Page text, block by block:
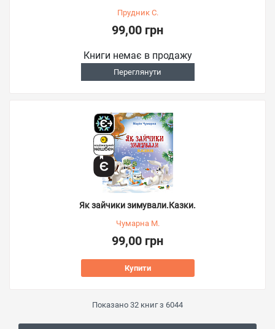
Прудник С.
99,00 грн
Книги немає в продажу
Переглянути
Як зайчики зимували.Казки.
Чумарна М.
99,00 грн
Купити
Показано 32 книг з 6044